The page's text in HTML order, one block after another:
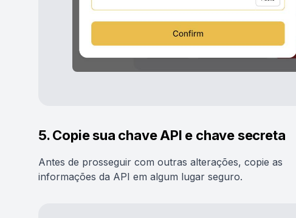
5. Copie sua chave API e chave secreta
Antes de prosseguir com outras alterações, copie as
informações da API em algum lugar seguro.